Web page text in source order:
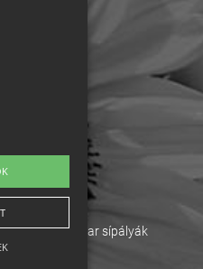
kapcsolat
Magyar sípályák